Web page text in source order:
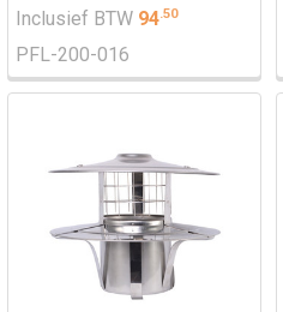
Inclusief BTW 94.50
PFL-200-016